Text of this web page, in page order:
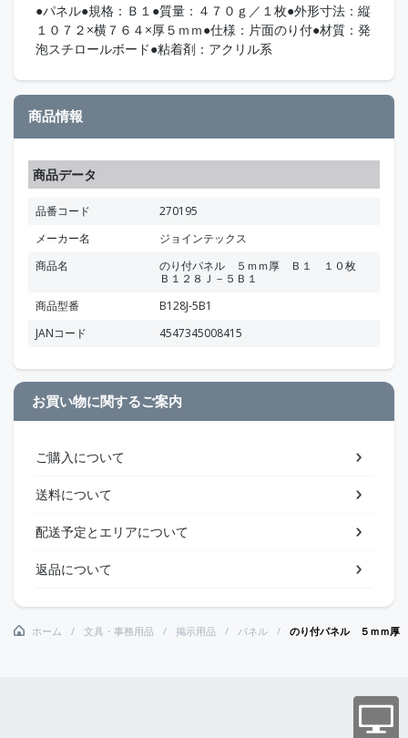
●パネル●規格：Ｂ１●質量：４７０ｇ／１枚●外形寸法：縦
１０７２×横７６４×厚５ｍｍ●仕様：片面のり付●材質：発
泡スチロールボード●粘着剤：アクリル系
商品情報
商品データ
品番コード
270195
メーカー名
ジョインテックス
商品名
のり付パネル ５ｍｍ厚 Ｂ１ １０枚
Ｂ１２８Ｊ－５Ｂ１
商品型番
B128J-5B1
JANコード
4547345008415
お買い物に関するご案内
ご購入について
送料について
配送予定とエリアについて
返品について
ホーム 文具・事務用品 掲示用品 パネル のり付パネル ５ｍｍ